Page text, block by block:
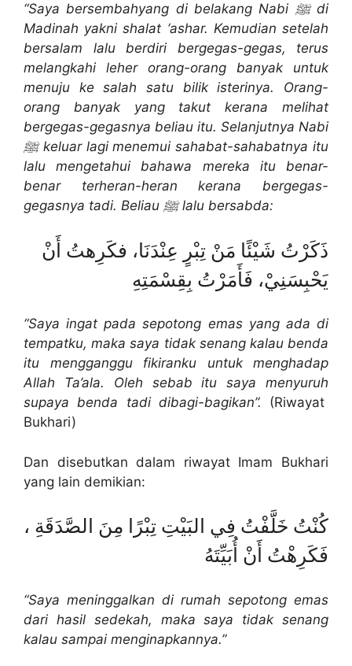
“Saya bersembahyang di belakang Nabi ﷺ di
Madinah yakni shalat ‘ashar. Kemudian setelah
bersalam lalu berdiri bergegas-gegas, terus
melangkahi leher orang-orang banyak untuk
menuju ke salah satu bilik isterinya. Orang-
orang banyak yang takut kerana melihat
bergegas-gegasnya beliau itu. Selanjutnya Nabi
ﷺ keluar lagi menemui sahabat-sahabatnya itu
lalu mengetahui bahawa mereka itu benar-
benar terheran-heran kerana bergegas-
gegasnya tadi. Beliau ﷺ lalu bersabda:
ذَكَرْتُ شَيْئًا مَنْ تِبْرٍ عِنْدَنَا، فكَرِهتُ أَنْ
يَحْبِسَنِيْ، فَأَمَرْتُ بِقِسْمَتِهِ
“Saya ingat pada sepotong emas yang ada di
tempatku, maka saya tidak senang kalau benda
itu mengganggu fikiranku untuk menghadap
Allah Ta’ala. Oleh sebab itu saya menyuruh
supaya benda tadi dibagi-bagikan”. (Riwayat
Bukhari)
Dan disebutkan dalam riwayat Imam Bukhari
yang lain demikian:
كُنْتُ خَلَّفْتُ فِي البَيْتِ تِبْرًا مِنَ الصَّدَقَةِ ،
فَكَرِهْتُ أَنْ أُبَيِّتَهُ
“Saya meninggalkan di rumah sepotong emas
dari hasil sedekah, maka saya tidak senang
kalau sampai menginapkannya.”